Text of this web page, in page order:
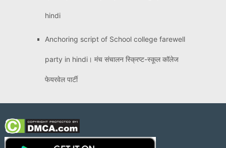
hindi
Anchoring script of School college farewell
party in hindi। मंच संचालन स्क्रिप्ट-स्कूल कॉलेज
फेयरवेल पार्टी